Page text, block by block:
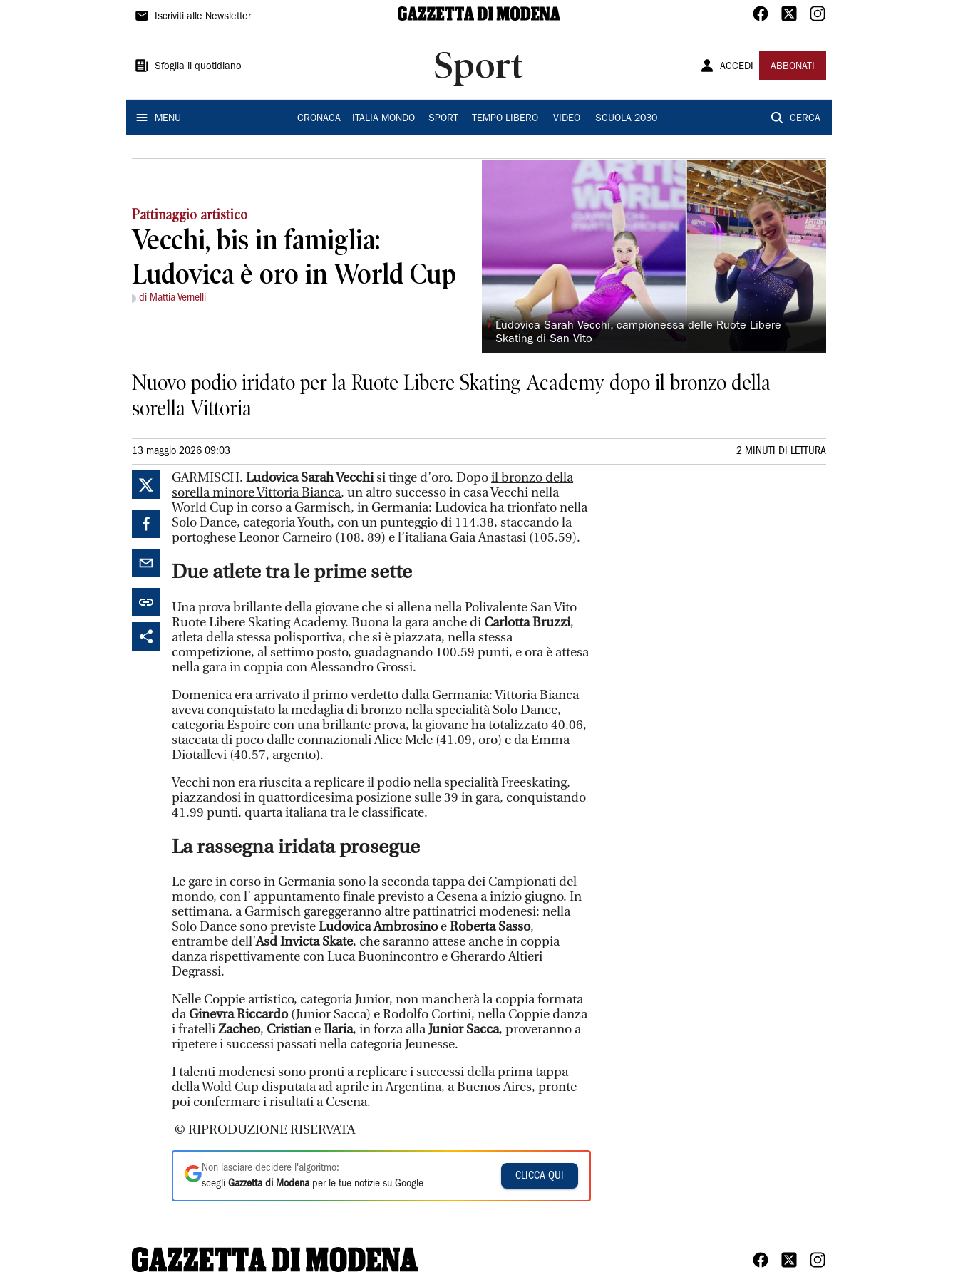
Gazzetta
Modena
Iscriviti alle Newsletter
Sfoglia il quotidiano Sport ACCEDI ABBONATI
MENU CRONACA ITALIA MONDO SPORT TEMPO LIBERO VIDEO SCUOLA 2030 CERCA
Pattinaggio artistico
Vecchi, bis in famiglia:
Ludovica è oro in World Cup
di Mattia Vernelli
◗Ludovica Sarah Vecchi, campionessa delle Ruote Libere
Skating di San Vito
Nuovo podio iridato per la Ruote Libere Skating Academy dopo il bronzo della
sorella Vittoria
13 maggio 2026 09:03 2 MINUTI DI LETTURA
GARMISCH. Ludovica Sarah Vecchisi tinge d’oro. Dopoil bronzo della
sorella minore Vittoria Bianca, un altro successo in casa Vecchi nella
World Cup in corso a Garmisch, in Germania: Ludovica ha trionfato nella
Solo Dance, categoria Youth, con un punteggio di 114.38, staccando la
portoghese Leonor Carneiro (108. 89) e l’italiana Gaia Anastasi (105.59).
Due atlete tra le prime sette
Una prova brillante della giovane che si allena nella Polivalente San Vito
Ruote Libere Skating Academy. Buona la gara anche di Carlotta Bruzzi,
atleta della stessa polisportiva, che si è piazzata, nella stessa
competizione, al settimo posto, guadagnando 100.59 punti, e ora è attesa
nella gara in coppia con Alessandro Grossi.
Domenica era arrivato il primo verdetto dalla Germania: Vittoria Bianca
aveva conquistato la medaglia di bronzo nella specialità Solo Dance,
categoria Espoire con una brillante prova, la giovane ha totalizzato 40.06,
staccata di poco dalle connazionali Alice Mele (41.09, oro) e da Emma
Diotallevi (40.57, argento).
Vecchi non era riuscita a replicare il podio nella specialità Freeskating,
piazzandosi in quattordicesima posizione sulle 39 in gara, conquistando
41.99 punti, quarta italiana tra le classificate.
La rassegna iridata prosegue
Le gare in corso in Germania sono la seconda tappa dei Campionati del
mondo, con l’ appuntamento finale previsto a Cesena a inizio giugno. In
settimana, a Garmisch gareggeranno altre pattinatrici modenesi: nella
Solo Dance sono previsteLudovica AmbrosinoeRoberta Sasso,
entrambe dell’Asd Invicta Skate, che saranno attese anche in coppia
danza rispettivamente con Luca Buonincontro e Gherardo Altieri
Degrassi.
Nelle Coppie artistico, categoria Junior, non mancherà la coppia formata
daGinevra Riccardo(Junior Sacca) e Rodolfo Cortini, nella Coppie danza
i fratelliZacheo, CristianeIlaria, in forza allaJunior Sacca, proveranno a
ripetere i successi passati nella categoria Jeunesse.
I talenti modenesi sono pronti a replicare i successi della prima tappa
della Wold Cup disputata ad aprile in Argentina, a Buenos Aires, pronte
poi confermare i risultati a Cesena.
© RIPRODUZIONE RISERVATA
Non lasciare decidere l'algoritmo:
scegli Gazzetta di Modena per le tue notizie su Google
CLICCA QUI